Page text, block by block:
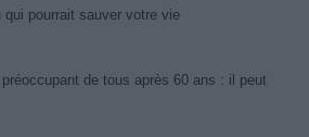
pourrait sauver votre vie
de tous après 60 ans : il peut